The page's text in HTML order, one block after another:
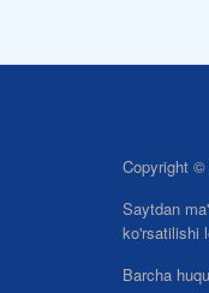
Copyright ©
Saytdan
ko'rsatilishi
Barcha